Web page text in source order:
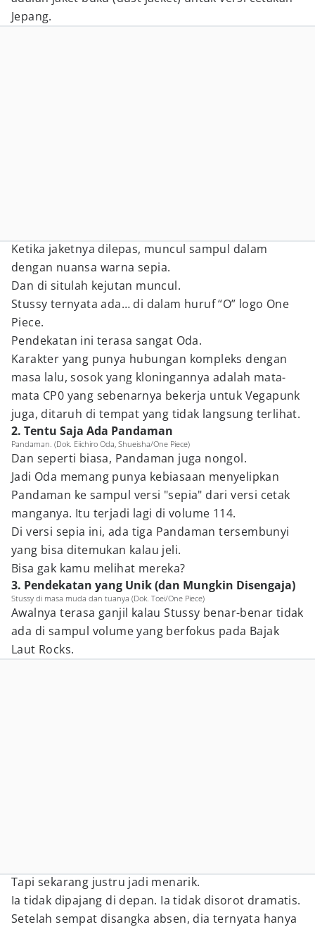
Jepang.
Ketika jaketnya dilepas, muncul sampul dalam
dengan nuansa warna sepia.
Dan di situlah kejutan muncul.
Stussy ternyata ada… di dalam huruf “O” logo One
Piece.
Pendekatan ini terasa sangat Oda.
Karakter yang punya hubungan kompleks dengan
masa lalu, sosok yang kloningannya adalah mata-
mata CP0 yang sebenarnya bekerja untuk Vegapunk
juga, ditaruh di tempat yang tidak langsung terlihat.
2. Tentu Saja Ada Pandaman
Pandaman. (Dok. Eiichiro Oda, Shueisha/One Piece)
Dan seperti biasa, Pandaman juga nongol.
Jadi Oda memang punya kebiasaan menyelipkan
Pandaman ke sampul versi "sepia" dari versi cetak
manganya. Itu terjadi lagi di volume 114.
Di versi sepia ini, ada tiga Pandaman tersembunyi
yang bisa ditemukan kalau jeli.
Bisa gak kamu melihat mereka?
3. Pendekatan yang Unik (dan Mungkin Disengaja)
Stussy di masa muda dan tuanya (Dok. Toei/One Piece)
Awalnya terasa ganjil kalau Stussy benar-benar tidak
ada di sampul volume yang berfokus pada Bajak
Laut Rocks.
Tapi sekarang justru jadi menarik.
Ia tidak dipajang di depan. Ia tidak disorot dramatis.
Setelah sempat disangka absen, dia ternyata hanya